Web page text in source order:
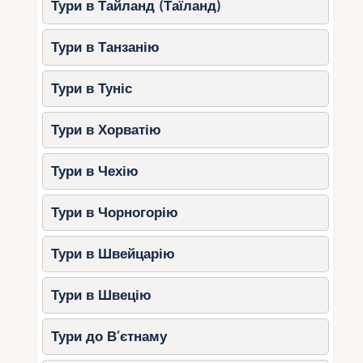
гостям.
8. Anantara The Palm Dubai
Resort, Дубай
Цей курорт відомий своїм розкішним дизайном
та відмінним сервісом:
Лагуни та басейни: Прямий доступ
до лагун та окремі басейни для дітей.
Дитячий клуб: Проводить творчі
майстер-класи, спортивні змагання та
тематичні вечірки.
Спа для дітей та підлітків
Унікальна можливість розслабитися
9. Ajman Saray, Аджман
Якщо ви шукаєте більш спокійне і відокремлене
Тури в Тайланд (Таїланд)
Тури в Танзанію
Тури в Туніс
Тури в Хорватію
Тури в Чехію
Тури в Чорногорію
Тури в Швейцарію
Тури в Швецію
Тури до В’єтнаму